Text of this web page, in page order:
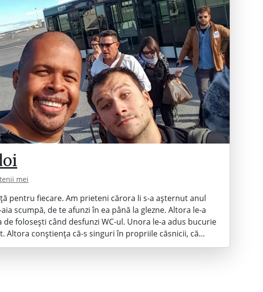
mei
pentru fiecare. Am prieteni cărora li s-a așternut anul
scumpă, de te afunzi în ea până la glezne. Altora le-a
de folosești când desfunzi WC-ul. Unora le-a adus bucurie
Altora conștiența că-s singuri în propriile căsnicii, că…